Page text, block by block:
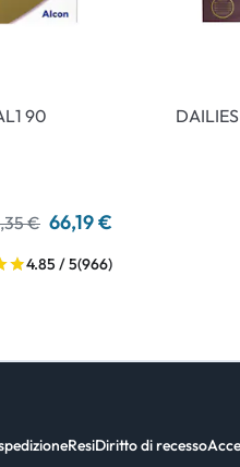
90
€ 66,19 €
4.85 / 5(966)
ResiDiritto di recesso